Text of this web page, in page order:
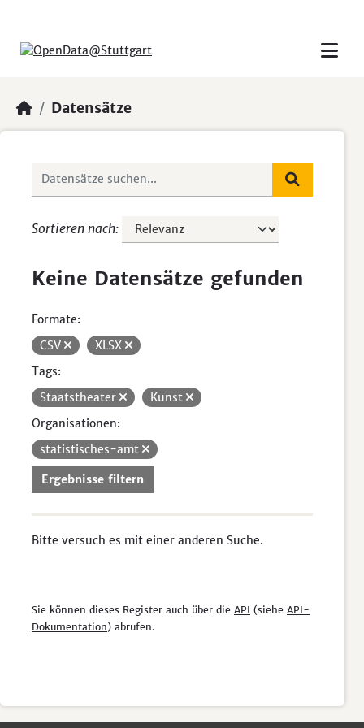
Datensätze
Sortieren nach
Keine Datensätze gefunden
Formate:
CSV
XLSX
Tags:
Staatstheater
Kunst
Organisationen:
statistisches-amt
Ergebnisse filtern
Bitte versuch es mit einer anderen Suche.
Sie können dieses Register auch über die API (siehe API-
Dokumentation) abrufen.